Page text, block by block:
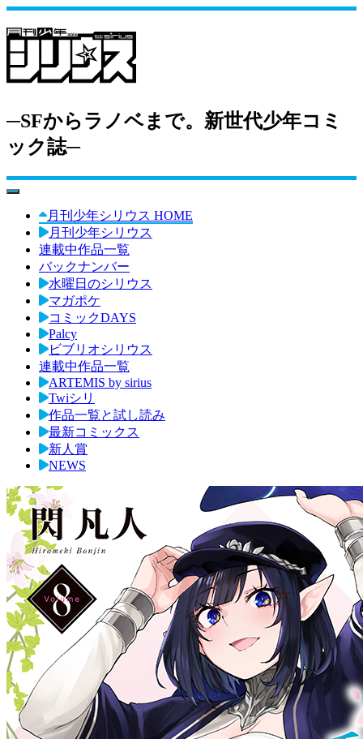
─SFからラノベまで。新世代少年コミ
ック誌─
toggle navigation
月刊少年シリウス HOME
月刊少年シリウス
連載中作品一覧
バックナンバー
水曜日のシリウス
マガポケ
コミックDAYS
Palcy
ビブリオシリウス
連載中作品一覧
ARTEMIS by sirius
Twiシリ
作品一覧と試し読み
最新コミックス
新人賞
NEWS